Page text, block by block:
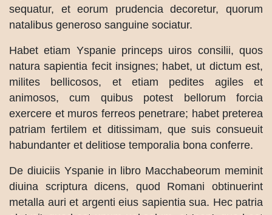
sequatur, et eorum prudencia decoretur, quorum
natalibus generoso sanguine sociatur.
Habet etiam Yspanie princeps uiros consilii, quos
natura sapientia fecit insignes; habet, ut dictum est,
milites bellicosos, et etiam pedites agiles et
animosos, cum quibus potest bellorum forcia
exercere et muros ferreos penetrare; habet preterea
patriam fertilem et ditissimam, que suis consueuit
habundanter et delitiose temporalia bona conferre.
De diuiciis Yspanie in libro Macchabeorum meminit
diuina scriptura dicens, quod Romani obtinuerint
metalla auri et argenti eius sapientia sua. Hec patria